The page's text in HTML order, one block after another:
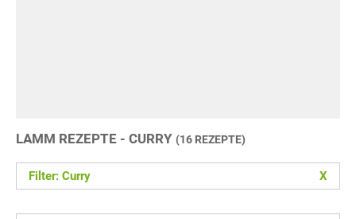
LAMM REZEPTE - CURRY (16 REZEPTE)
Filter: Curry X